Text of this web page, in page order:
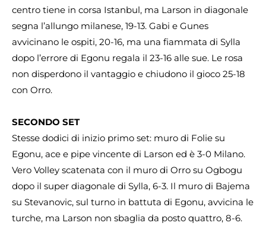
centro tiene in corsa Istanbul, ma Larson in diagonale
segna l’allungo milanese, 19-13. Gabi e Gunes
avvicinano le ospiti, 20-16, ma una fiammata di Sylla
dopo l’errore di Egonu regala il 23-16 alle sue. Le rosa
non disperdono il vantaggio e chiudono il gioco 25-18
con Orro.
SECONDO SET
Stesse dodici di inizio primo set: muro di Folie su
Egonu, ace e pipe vincente di Larson ed è 3-0 Milano.
Vero Volley scatenata con il muro di Orro su Ogbogu
dopo il super diagonale di Sylla, 6-3. Il muro di Bajema
su Stevanovic, sul turno in battuta di Egonu, avvicina le
turche, ma Larson non sbaglia da posto quattro, 8-6.